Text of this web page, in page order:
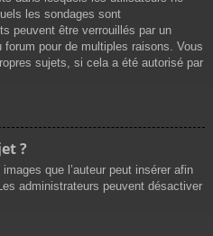
les sondages sont
peuvent être verrouillés par un
pour de multiples raisons. Vous
sujets, si cela a été autorisé par
?
que l’auteur peut insérer afin
administrateurs peuvent désactiver